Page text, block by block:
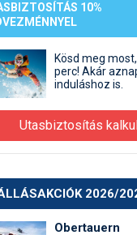
10%
Kösd meg
perc! Akár
induláshoz is.
Utasbiztosítás
2026/
Obertauern